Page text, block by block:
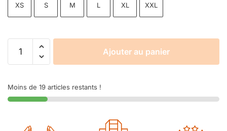
XS S M L XL XXL
Ajouter au panier
Moins de 19 articles restants !